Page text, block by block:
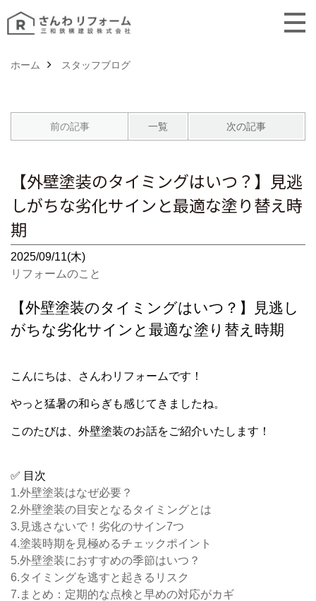
ホーム スタッフブログ
前の記事 一覧 次の記事
【外壁塗装のタイミングはいつ？】見逃
しがちな劣化サインと最適な塗り替え時
期
2025/09/11(木)
リフォームのこと
【外壁塗装のタイミングはいつ？】見逃し
がちな劣化サインと最適な塗り替え時期
こんにちは、さんわリフォームです！
やっと猛暑の和らぎも感じてきましたね。
このたびは、外壁塗装のお話をご紹介いたします！
✅ 目次
1.外壁塗装はなぜ必要？
2.外壁塗装の目安となるタイミングとは
3.見逃さないで！劣化のサイン7つ
4.塗装時期を見極めるチェックポイント
5.外壁塗装におすすめの季節はいつ？
6.タイミングを逃すと起きるリスク
7.まとめ：定期的な点検と早めの対応がカギ